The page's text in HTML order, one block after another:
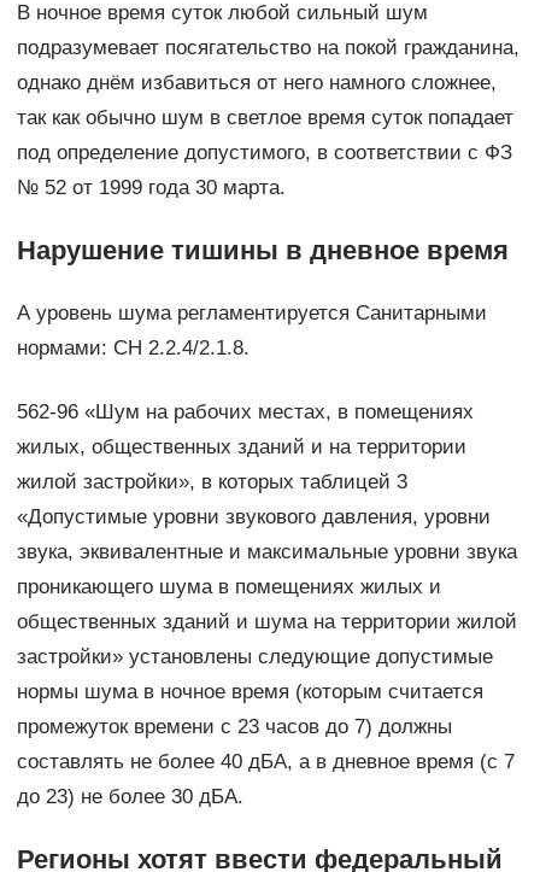
В ночное время суток любой сильный шум
подразумевает посягательство на покой гражданина,
однако днём избавиться от него намного сложнее,
так как обычно шум в светлое время суток попадает
под определение допустимого, в соответствии с ФЗ
№ 52 от 1999 года 30 марта.
Нарушение тишины в дневное время
А уровень шума регламентируется Санитарными
нормами: СН 2.2.4/2.1.8.
562-96 «Шум на рабочих местах, в помещениях
жилых, общественных зданий и на территории
жилой застройки», в которых таблицей 3
«Допустимые уровни звукового давления, уровни
звука, эквивалентные и максимальные уровни звука
проникающего шума в помещениях жилых и
общественных зданий и шума на территории жилой
застройки» установлены следующие допустимые
нормы шума в ночное время (которым считается
промежуток времени с 23 часов до 7) должны
составлять не более 40 дБА, а в дневное время (с 7
до 23) не более 30 дБА.
Регионы хотят ввести федеральный